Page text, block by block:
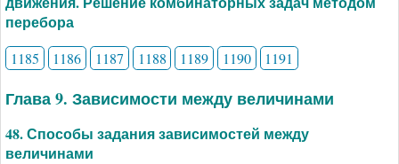
перебора
1185 1186 1187 1188 1189 1190 1191
Глава 9. Зависимости между величинами
48. Способы задания зависимостей между
величинами